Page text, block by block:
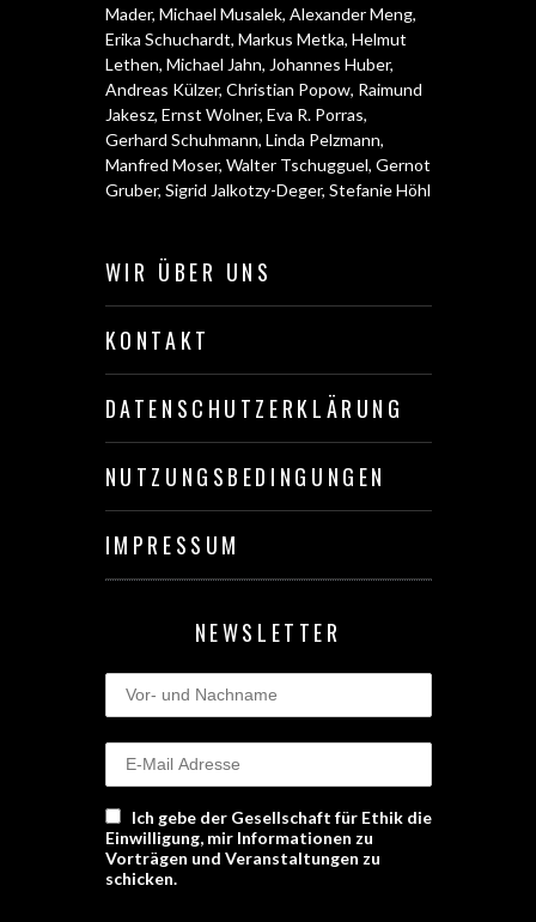
Mader, Michael Musalek, Alexander Meng,
Erika Schuchardt, Markus Metka, Helmut
Lethen, Michael Jahn, Johannes Huber,
Andreas Külzer, Christian Popow, Raimund
Jakesz, Ernst Wolner, Eva R. Porras,
Gerhard Schuhmann, Linda Pelzmann,
Manfred Moser, Walter Tschugguel, Gernot
Gruber, Sigrid Jalkotzy-Deger, Stefanie Höhl
WIR ÜBER UNS
KONTAKT
DATENSCHUTZERKLÄRUNG
NUTZUNGSBEDINGUNGEN
IMPRESSUM
NEWSLETTER
Ich gebe der Gesellschaft für Ethik die
Einwilligung, mir Informationen zu
Vorträgen und Veranstaltungen zu
schicken.